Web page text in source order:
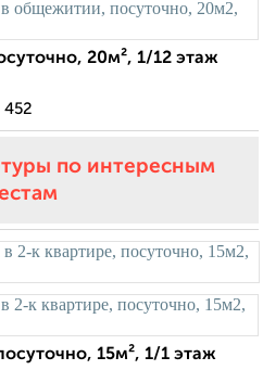
20м², 1/12 этаж
452
по интересным
15м², 1/1 этаж